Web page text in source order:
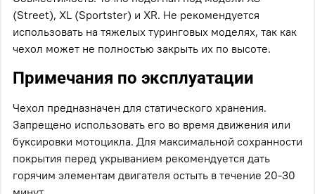
(Street), XL (Sportster) и XR. Не рекомендуется
использовать на тяжелых туринговых моделях, так как
чехол может не полностью закрыть их по высоте.
Примечания по эксплуатации
Чехол предназначен для статического хранения.
Запрещено использовать его во время движения или
буксировки мотоцикла. Для максимальной сохранности
покрытия перед укрыванием рекомендуется дать
горячим элементам двигателя остыть в течение 20-30